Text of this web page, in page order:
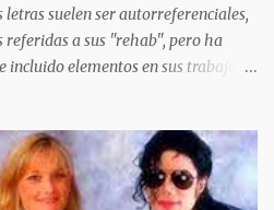
suelen ser autorreferenciales,
referidas a sus "rehab", pero ha
elementos en sus trabajos
Sergio Marchi
de cerrar, sobre todo en materia
algunos rasgos de las